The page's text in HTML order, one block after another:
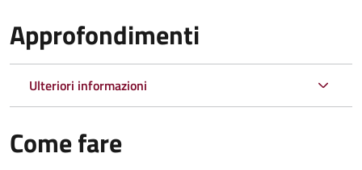
Approfondimenti
Ulteriori informazioni
Come fare